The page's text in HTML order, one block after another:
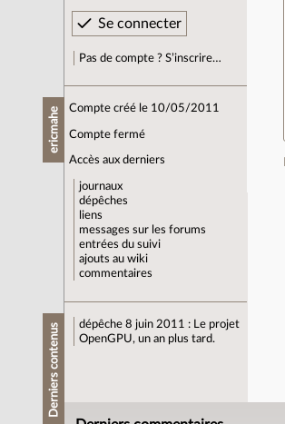
Pas de compte ? S’inscrire…
ericmahe Compte créé le 10/05/2011
Compte fermé
Accès aux derniers
journaux
dépêches
liens
messages sur les forums
entrées du suivi
ajouts au wiki
commentaires
Derniers contenus dépêche 8 juin 2011 : Le projet
OpenGPU, un an plus tard.